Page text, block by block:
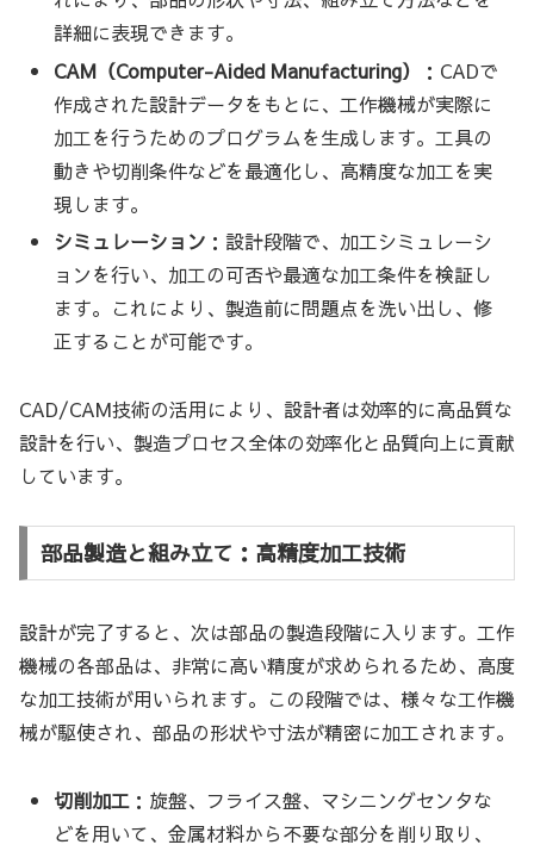
詳細に表現できます。
CAM（Computer-Aided Manufacturing）
：CADで
作成された設計データをもとに、工作機械が実際に
加工を行うためのプログラムを生成します。工具の
動きや切削条件などを最適化し、高精度な加工を実
現します。
シミュレーション ：設計段階で、加工シミュレーシ
ョンを行い、加工の可否や最適な加工条件を検証し
ます。これにより、製造前に問題点を洗い出し、修
正することが可能です。
CAD/CAM技術の活用により、設計者は効率的に高品質な
設計を行い、製造プロセス全体の効率化と品質向上に貢献
しています。
部品製造と組み立て：高精度加工技術
設計が完了すると、次は部品の製造段階に入ります。工作
機械の各部品は、非常に高い精度が求められるため、高度
な加工技術が用いられます。この段階では、様々な工作機
械が駆使され、部品の形状や寸法が精密に加工されます。
切削加工 ：旋盤、フライス盤、マシニングセンタな
どを用いて、金属材料から不要な部分を削り取り、